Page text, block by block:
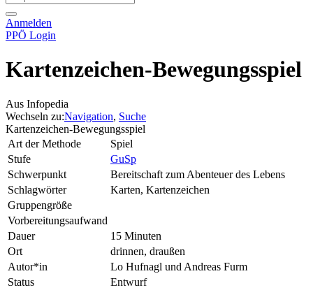
Anmelden
PPÖ Login
Kartenzeichen-Bewegungsspiel
Aus Infopedia
Wechseln zu:Navigation, Suche
Kartenzeichen-Bewegungsspiel
Art der Methode
Spiel
Stufe
GuSp
Schwerpunkt
Bereitschaft zum Abenteuer des Lebens
Schlagwörter
Karten, Kartenzeichen
Gruppengröße
Vorbereitungsaufwand
Dauer
15 Minuten
Ort
drinnen, draußen
Autor*in
Lo Hufnagl und Andreas Furm
Status
Entwurf